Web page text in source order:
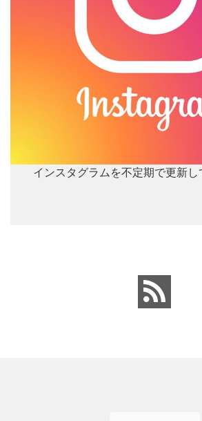
インスタグラムを不定期で更新し